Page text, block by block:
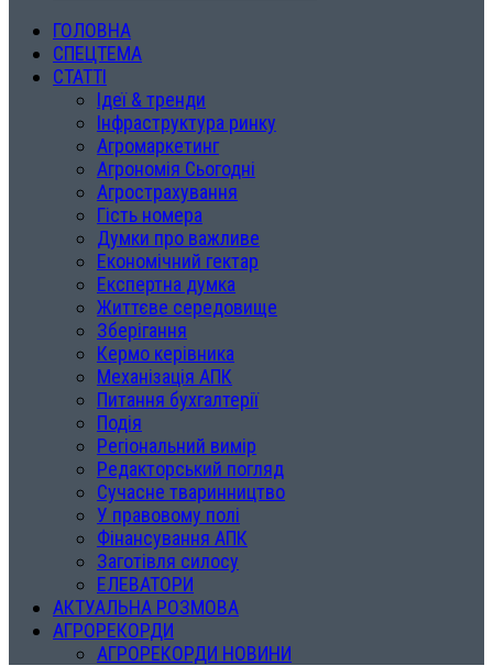
ГОЛОВНА
СПЕЦТЕМА
СТАТТІ
Ідеї & тренди
Інфраструктура ринку
Агромаркетинг
Агрономія Сьогодні
Агрострахування
Гість номера
Думки про важливе
Економічний гектар
Експертна думка
Життєве середовище
Зберігання
Кермо керівника
Механізація АПК
Питання бухгалтерії
Подія
Регіональний вимір
Редакторський погляд
Сучасне тваринництво
У правовому полі
Фінансування АПК
Заготівля силосу
ЕЛЕВАТОРИ
АКТУАЛЬНА РОЗМОВА
АГРОРЕКОРДИ
АГРОРЕКОРДИ НОВИНИ